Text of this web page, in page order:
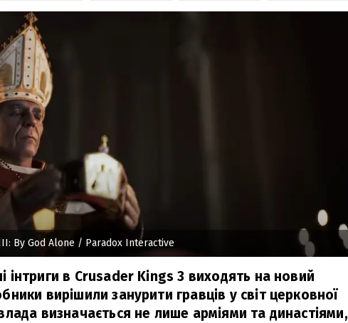
By God Alone / Paradox Interactive
інтриги в Crusader Kings 3 виходять на новий
вирішили занурити гравців у світ церковної
визначається не лише арміями та династіями,